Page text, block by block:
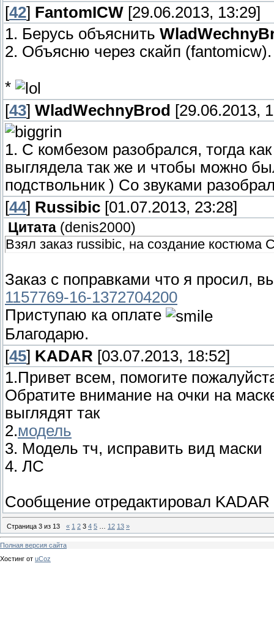
[42] FantomICW [29.06.2013, 13:29]
1. Берусь объяснить
2. Объясню через скайп
*
[43] WladWechnyBrod [29.06.2013,
1. С комбезом разобрался, тогда
выглядела так же и чтобы можно
подствольник ) Со звуками
[44] Russibic [01.07.2013, 23:28]
Цитата (denis2000)
Взял заказ russibic, на создание костюма
Заказ с поправками что я просил,
1157769-16-1372704200
Приступаю ка оплате
Благодарю.
[45] KADAR [03.07.2013, 18:52]
1.Привет всем, помогите
Обратите внимание на очки на
выглядят так
2.модель
3. Модель тч, исправить вид маски
4. ЛС
Сообщение отредактировал KADAR
Страница 3 из 13 « 1 2 3 4 5 12 13 »
Полная версия сайта
Хостинг от uCoz